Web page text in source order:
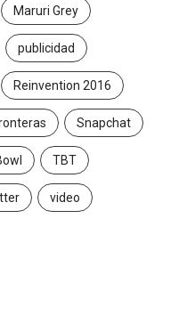
Maruri Grey
publicidad
Reinvention 2016
Snapchat
TBT
video